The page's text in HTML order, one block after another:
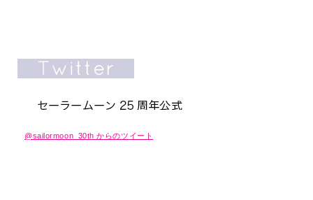
@sailormoon_30th からのツイート